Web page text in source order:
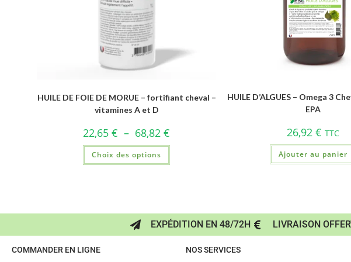
HUILE DE FOIE DE MORUE – fortifiant cheval –
vitamines A et D
22,65€ – 68,82€
Choix des options
HUILE D’ALGUES – Omega 3
EPA
26,92 € TTC
Ajouter au panier
EXPÉDITION EN 48/72H LIVRAISON
COMMANDER EN LIGNE
NOS SERVICES